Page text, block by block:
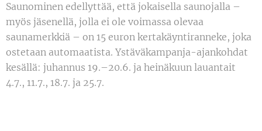
Saunominen edellyttää, että jokaisella saunojalla –
myös jäsenellä, jolla ei ole voimassa olevaa
saunamerkkiä – on 15 euron kertakäyntiranneke, joka
ostetaan automaatista. Ystäväkampanja-ajankohdat
kesällä: juhannus 19.–20.6. ja heinäkuun lauantait
4.7., 11.7., 18.7. ja 25.7.